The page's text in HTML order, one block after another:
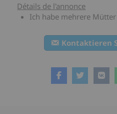
Détails de l'annonce
Ich habe mehrere
Kontaktieren